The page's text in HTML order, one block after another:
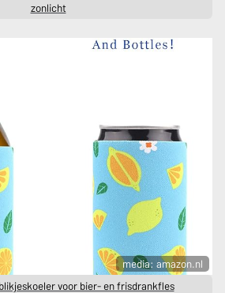
zonlicht
media: amazon.nl
voor bier- en frisdrankfles